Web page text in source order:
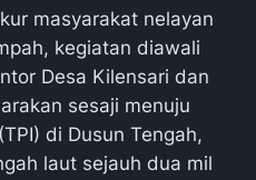
masyarakat nelayan
kegiatan diawali
Desa Kilensari dan
sesaji menuju
di Dusun Tengah,
laut sejauh dua mil